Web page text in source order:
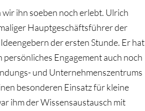
ihn soeben noch erlebt. Ulrich
Hauptgeschäftsführer der
der ersten Stunde. Er hat
Engagement auch noch
und Unternehmenszentrums
besonderen Einsatz für kleine
ihm der Wissensaustausch mit